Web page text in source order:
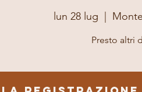
lun 28 lug
Presto altri